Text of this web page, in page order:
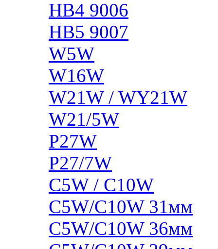
HB4 9006
HB5 9007
W5W
W16W
W21W / WY21W
W21/5W
P27W
P27/7W
C5W / C10W
C5W/C10W 31мм
C5W/C10W 36мм